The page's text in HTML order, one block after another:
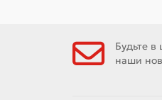
Будьте
наши